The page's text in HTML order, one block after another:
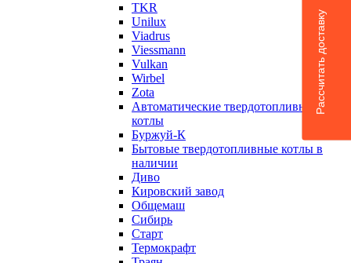
TKR
Unilux
Viadrus
Viessmann
Vulkan
Wirbel
Zota
Автоматические твердотопливные
котлы
Буржуй-К
Бытовые твердотопливные котлы в
наличии
Диво
Кировский завод
Общемаш
Сибирь
Старт
Термокрафт
Рассчитать доставку